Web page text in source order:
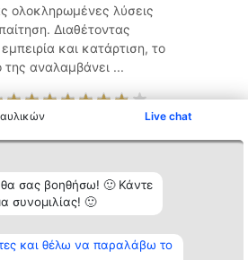
Live chat
θα σας βοηθήσω! 🙂 Κάντε
συνομιλίας! 🙂
και θέλω να παραλάβω το
ολοκληρωμένες λύσεις
Διαθέτοντας
και κατάρτιση, το
αναλαμβάνει ...
Λίστα όλων
των
διακριθέντων
Όροι &
Επικοινωνία